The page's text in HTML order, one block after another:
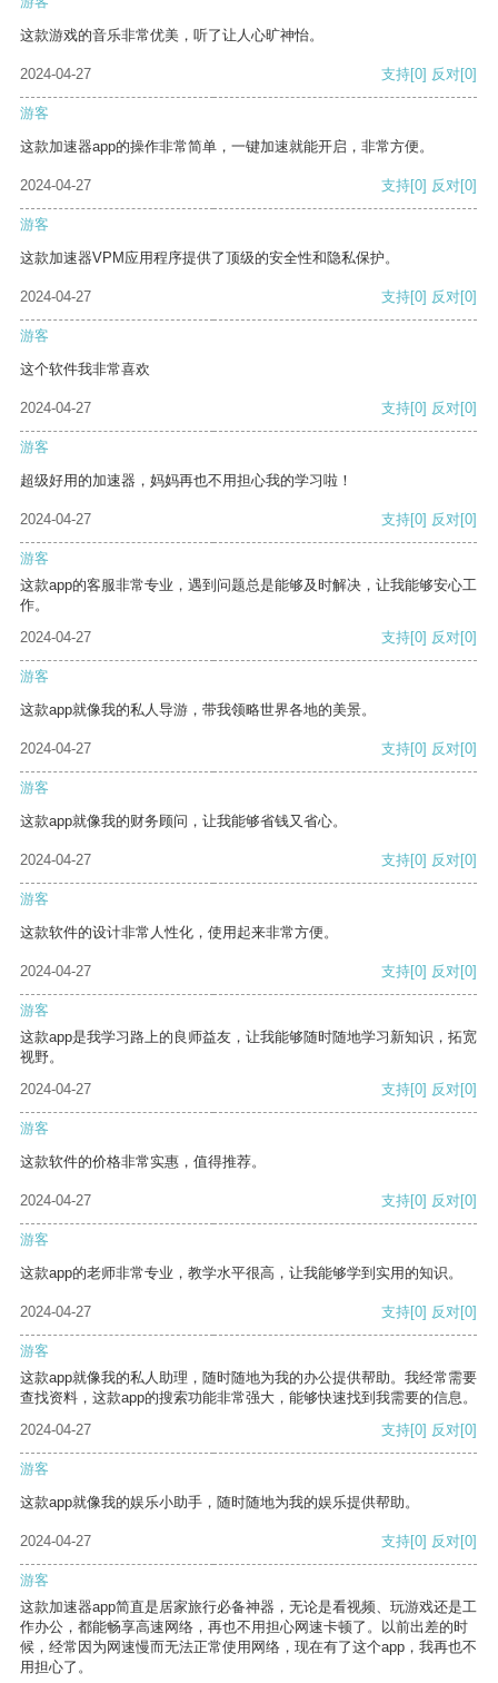
这款游戏的音乐非常优美，听了让人心旷神怡。
2024-04-27 支持[0] 反对[0]
游客
这款加速器app的操作非常简单，一键加速就能开启，非常方便。
2024-04-27 支持[0] 反对[0]
游客
这款加速器VPM应用程序提供了顶级的安全性和隐私保护。
2024-04-27 支持[0] 反对[0]
游客
这个软件我非常喜欢
2024-04-27 支持[0] 反对[0]
游客
超级好用的加速器，妈妈再也不用担心我的学习啦！
2024-04-27 支持[0] 反对[0]
游客
这款app的客服非常专业，遇到问题总是能够及时解决，让我能够安心工
作。
2024-04-27
支持[0] 反对[0]
游客
这款app就像我的私人导游，带我领略世界各地的美景。
2024-04-27 支持[0] 反对[0]
游客
这款app就像我的财务顾问，让我能够省钱又省心。
2024-04-27 支持[0] 反对[0]
游客
这款软件的设计非常人性化，使用起来非常方便。
2024-04-27 支持[0] 反对[0]
游客
这款app是我学习路上的良师益友，让我能够随时随地学习新知识，拓宽
视野。
2024-04-27
支持[0] 反对[0]
游客
这款软件的价格非常实惠，值得推荐。
2024-04-27 支持[0] 反对[0]
游客
这款app的老师非常专业，教学水平很高，让我能够学到实用的知识。
2024-04-27 支持[0] 反对[0]
游客
这款app就像我的私人助理，随时随地为我的办公提供帮助。我经常需要
查找资料，这款app的搜索功能非常强大，能够快速找到我需要的信息。
2024-04-27
支持[0] 反对[0]
游客
这款app就像我的娱乐小助手，随时随地为我的娱乐提供帮助。
2024-04-27 支持[0] 反对[0]
游客
这款加速器app简直是居家旅行必备神器，无论是看视频、玩游戏还是工
作办公，都能畅享高速网络，再也不用担心网速卡顿了。以前出差的时
候，经常因为网速慢而无法正常使用网络，现在有了这个app，我再也不
用担心了。